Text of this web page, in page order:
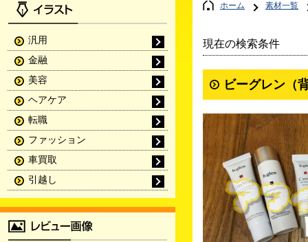
ホーム 素材一覧
現在の検索条件
ビーグレン（
汎用
金融
美容
ヘアケア
転職
ファッション
車買取
引越し